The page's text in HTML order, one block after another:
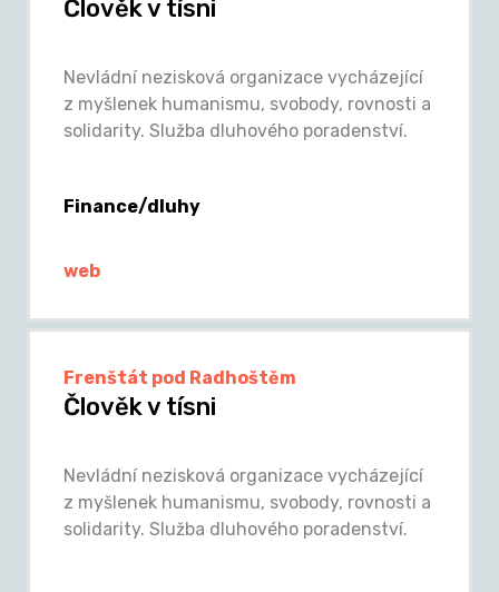
Člověk v tísni
Nevládní nezisková organizace vycházející
z myšlenek humanismu, svobody, rovnosti a
solidarity. Služba dluhového poradenství.
Finance/dluhy
web
Frenštát pod Radhoštěm
Člověk v tísni
Nevládní nezisková organizace vycházející
z myšlenek humanismu, svobody, rovnosti a
solidarity. Služba dluhového poradenství.